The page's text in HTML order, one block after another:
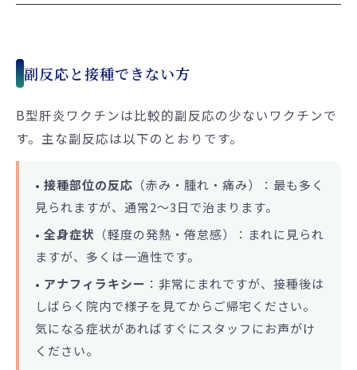
副反応と接種できない方
B型肝炎ワクチンは比較的副反応の少ないワクチンで
す。主な副反応は以下のとおりです。
• 接種部位の反応 （赤み・腫れ・痛み）：最も多く
見られますが、通常2〜3日で治まります。
• 全身症状 （軽度の発熱・倦怠感）：まれに見られ
ますが、多くは一過性です。
• アナフィラキシー ：非常にまれですが、接種後は
しばらく院内で様子を見てからご帰宅ください。
気になる症状があればすぐにスタッフにお声がけ
ください。